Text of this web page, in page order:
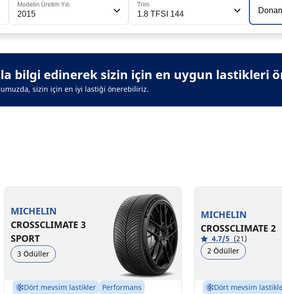
Modelin Üretim Yılı
2015
Trim
1.8 TFSI 144
bilgi edinerek sizin için en uygun lastikleri
sizin için en iyi lastiği önerebiliriz.
MICHELIN
CROSSCLIMATE 3
SPORT
3 Ödüller
Dört mevsim lastikler
Performans
MICHELIN
CROSSCLIMATE 2
4.7/5 (21)
2 Ödüller
Dört mevsim